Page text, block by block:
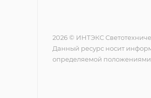
2026 © ИНТЭКС
Данный ресурс носит
определяемой положениями